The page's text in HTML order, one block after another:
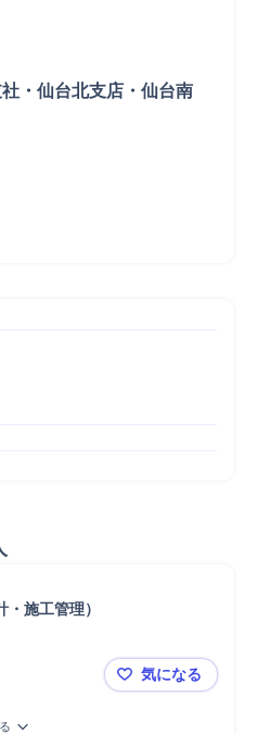
・仙台北支店・仙台南
施工管理）
株式会社ア
気になる